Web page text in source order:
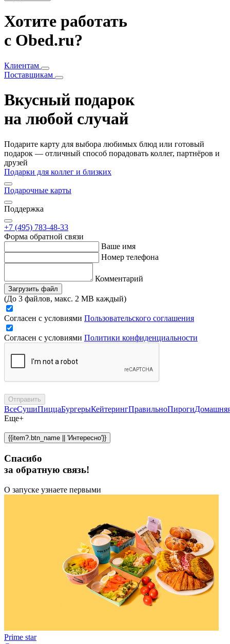
Хотите работать
с Obed.ru?
Клиентам
Поставщикам
Вкусный подарок
на любой случай
Подарите карту для выбора любимых блюд или готовый
подарок — отличный способ порадовать коллег, партнёров и
друзей
Подарки для коллег и близких
Подарочные карты
Поддержка
+7 (495) 783-48-33
Форма обратной связи
Ваше имя
Номер телефона
Комментарий
Загрузить файл
(До 3 файлов, макс. 2 MB каждый)
Согласен с условиями Пользовательского соглашения
Согласен с условиями Политики конфиденциальности
Отправить
ВсеСушиПиццаБургерыКейтерингПравильноПироги
Еще+
{{item?.btn_name || 'Интересно'}}
Спасибо
за обратную связь!
О запуске узнаете первыми
Prime star